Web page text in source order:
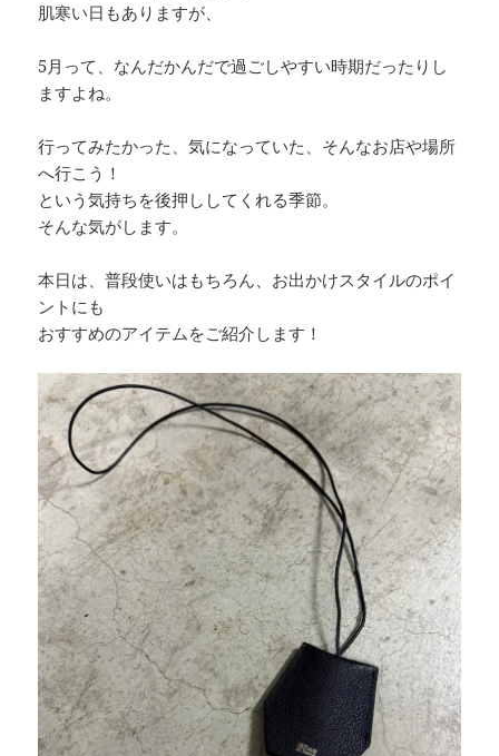
肌寒い日もありますが、
5月って、なんだかんだで過ごしやすい時期だったりし
ますよね。
行ってみたかった、気になっていた、そんなお店や場所
へ行こう！
という気持ちを後押ししてくれる季節。
そんな気がします。
本日は、普段使いはもちろん、お出かけスタイルのポイ
ントにも
おすすめのアイテムをご紹介します！